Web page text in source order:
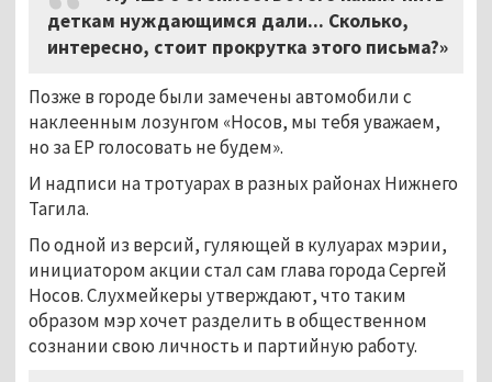
деткам нуждающимся дали... Сколько,
интересно, стоит прокрутка этого письма?»
Позже в городе были замечены автомобили с
наклеенным лозунгом «Носов, мы тебя уважаем,
но за ЕР голосовать не будем».
И надписи на тротуарах в разных районах Нижнего
Тагила.
По одной из версий, гуляющей в кулуарах мэрии,
инициатором акции стал сам глава города Сергей
Носов. Слухмейкеры утверждают, что таким
образом мэр хочет разделить в общественном
сознании свою личность и партийную работу.